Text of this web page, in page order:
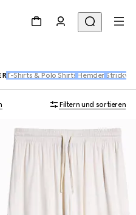
T-Shirts & Polo Shirts Hemden
Filtern und sortieren